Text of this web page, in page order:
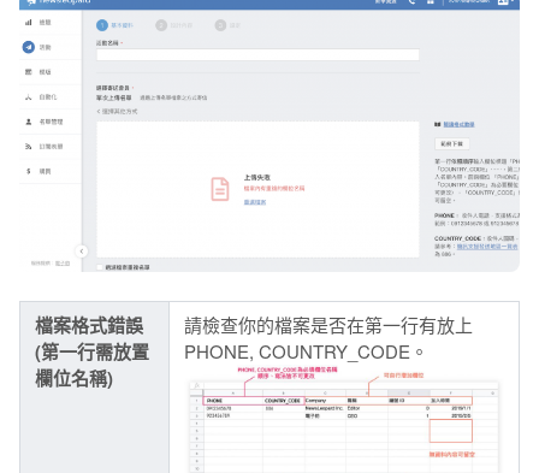
檔案格式錯誤
(第一行需放置
欄位名稱)
請檢查你的檔案是否在第一行有放上
PHONE, COUNTRY_CODE。